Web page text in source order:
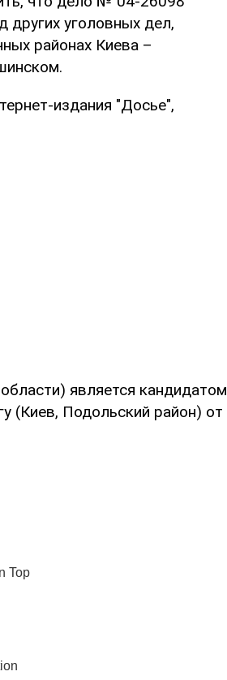
других уголовных дел,
районах Киева –
издания "Досье",
является кандидатом
(Киев, Подольский район) от